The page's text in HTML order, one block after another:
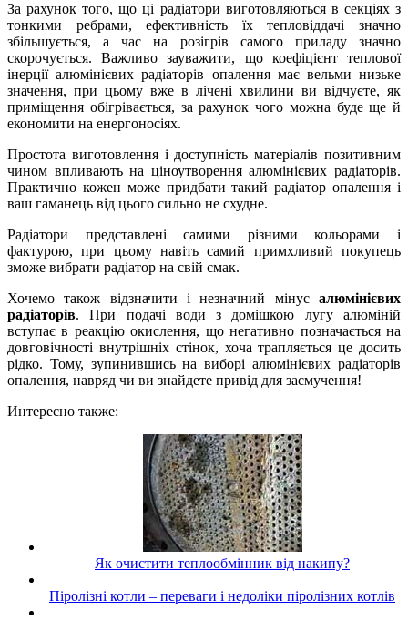
За рахунок того, що ці радіатори виготовляються в секціях з
тонкими ребрами, ефективність їх тепловіддачі значно
збільшується, а час на розігрів самого приладу значно
скорочується. Важливо зауважити, що коефіцієнт теплової
інерції алюмінієвих радіаторів опалення має вельми низьке
значення, при цьому вже в лічені хвилини ви відчуєте, як
приміщення обігрівається, за рахунок чого можна буде ще й
економити на енергоносіях.
Простота виготовлення і доступність матеріалів позитивним
чином впливають на ціноутворення алюмінієвих радіаторів.
Практично кожен може придбати такий радіатор опалення і
ваш гаманець від цього сильно не схудне.
Радіатори представлені самими різними кольорами і
фактурою, при цьому навіть самий примхливий покупець
зможе вибрати радіатор на свій смак.
Хочемо також відзначити і незначний мінус алюмінієвих
радіаторів. При подачі води з домішкою лугу алюміній
вступає в реакцію окислення, що негативно позначається на
довговічності внутрішніх стінок, хоча трапляється це досить
рідко. Тому, зупинившись на виборі алюмінієвих радіаторів
опалення, навряд чи ви знайдете привід для засмучення!
Интересно также:
Як очистити теплообмінник від накипу?
Піролізні котли – переваги і недоліки піролізних котлів